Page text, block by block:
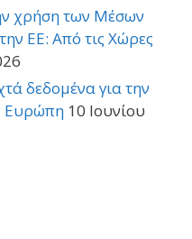
χρήση των Μέσων
ΕΕ: Από τις Χώρες
δεδομένα για την
Ευρώπη 10 Ιουνίου